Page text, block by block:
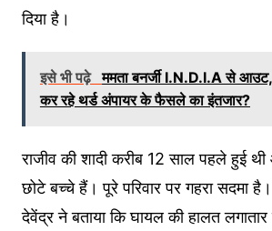
दिया है।
इसे भी पढ़े ममता बनर्जी I.N.D.I.A से
कर रहे थर्ड अंपायर के फैसले का इंतजार?
राजीव की शादी करीब 12 साल पहले हुई
छोटे बच्चे हैं। पूरे परिवार पर गहरा सदमा
देवेंद्र ने बताया कि घायल की हालत